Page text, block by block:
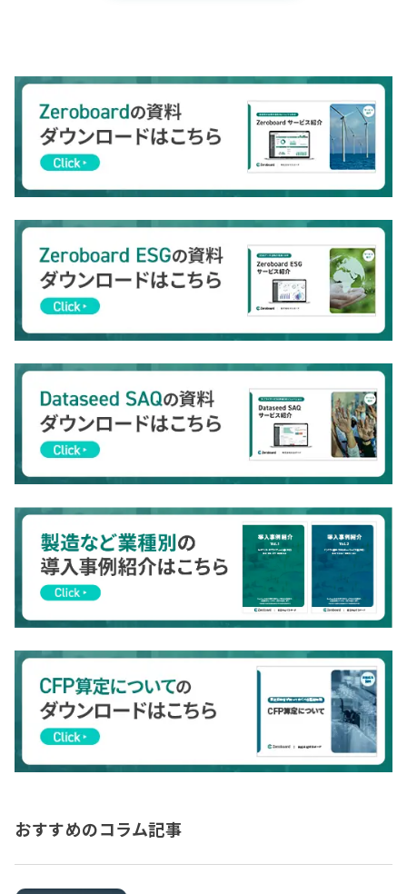
おすすめのコラム記事